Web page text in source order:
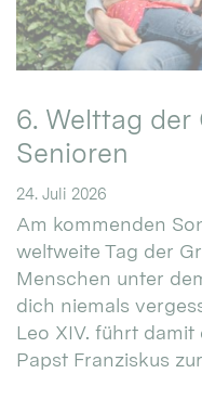
6. Welttag
Senioren
24. Juli 2026
Am kommenden
weltweite Tag der
Menschen unter
dich niemals
Leo XIV. führt
Papst Franziskus